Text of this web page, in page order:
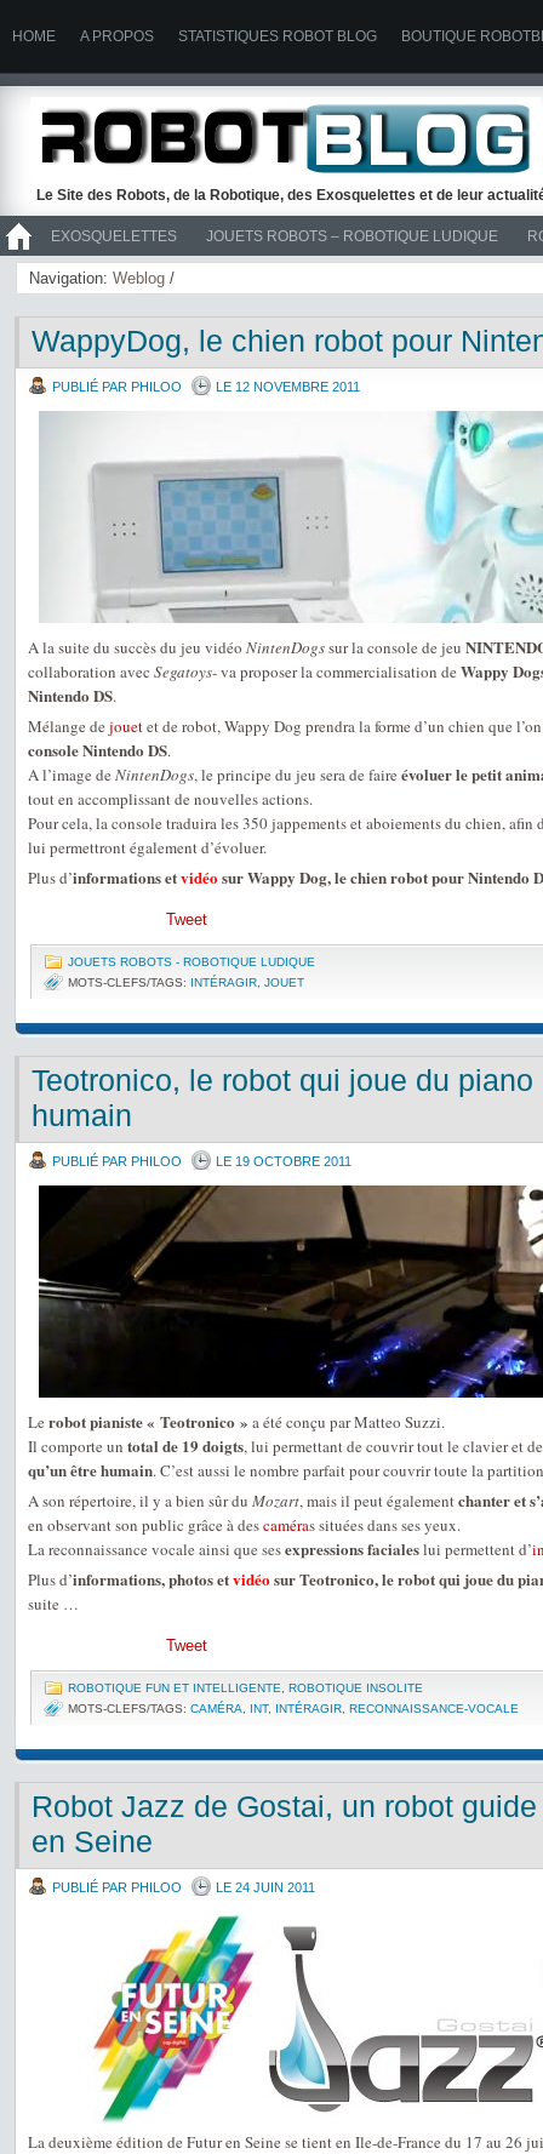
HOME A PROPOS STATISTIQUES ROBOT BLOG BOUTIQUE
Le Site des Robots, de la Robotique, des Exosquelettes et de leur
EXOSQUELETTES JOUETS ROBOTS – ROBOTIQUE LUDIQUE
>> ROBOTS
Navigation: Weblog /
WappyDog, le chien robot pour
PUBLIÉ PAR PHILOO LE 12 NOVEMBRE 2011
A la suite du succès du jeu vidéo NintenDogssur la console de jeu
collaboration avec Segatoys- va proposer la commercialisation de Wappy
Nintendo DS.
Mélange de jouetet de robot, Wappy Dog prendra la forme d’un chien que
console Nintendo DS.
A l’image de NintenDogs, le principe du jeu sera de faire évoluer le petit
tout en accomplissant de nouvelles actions.
Pour cela, la console traduira les 350 jappements et aboiements du chien,
lui permettront également d’évoluer.
Plus d’informations etvidéosur Wappy Dog, le chien robot pour Nintendo
Tweet
JOUETS ROBOTS - ROBOTIQUE LUDIQUE
MOTS-CLEFS/TAGS: INTÉRAGIR JOUET
Teotronico, le robot qui joue du piano
humain
PUBLIÉ PAR PHILOO LE 19 OCTOBRE 2011
Le robot pianiste « Teotronico » a été conçu par Matteo Suzzi.
Il comporte un total de 19 doigts, lui permettant de couvrir tout le clavier et
qu’un être humain. C’est aussi le nombre parfait pour couvrir toute la
A son répertoire, il y a bien sûr du Mozart, mais il peut égalementchanter et
en observant son public grâce à descaméras situées dans ses yeux.
La reconnaissance vocale ainsi que sesexpressions facialeslui permettent d’
Plus d’informations, photos etvidéosur Teotronico, le robot qui joue du
suite …
Tweet
ROBOTIQUE FUN ET INTELLIGENTE
ROBOTIQUE INSOLITE
MOTS-CLEFS/TAGS: CAMÉRA INT, INTÉRAGIR RECONNAISSANCE-VOCALE
Robot Jazz de Gostai, un robot
en Seine
PUBLIÉ PAR PHILOO LE 24 JUIN 2011
La deuxième édition de Futur en Seine se tient en Ile-de-France du 17 au 26